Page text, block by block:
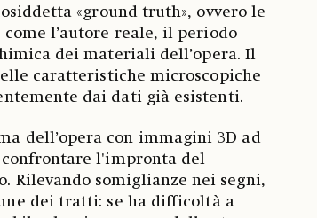
«ground truth», ovvero le
l’autore reale, il periodo
dei materiali dell’opera. Il
caratteristiche microscopiche
dai dati già esistenti.
dell’opera con immagini 3D ad
l'impronta del
Rilevando somiglianze nei segni,
dei tratti: se ha difficoltà a